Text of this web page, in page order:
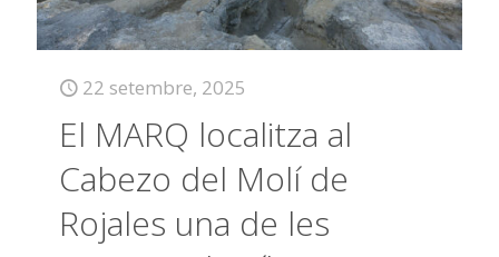
22 setembre, 2025
El MARQ localitza al
Cabezo del Molí de
Rojales una de les